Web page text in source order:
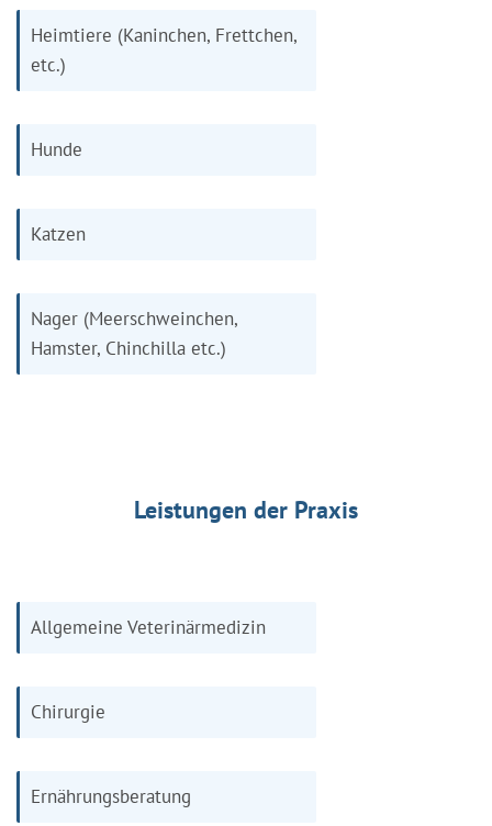
Heimtiere (Kaninchen, Frettchen,
etc.)
Hunde
Katzen
Nager (Meerschweinchen,
Hamster, Chinchilla etc.)
Leistungen der Praxis
Allgemeine Veterinärmedizin
Chirurgie
Ernährungsberatung